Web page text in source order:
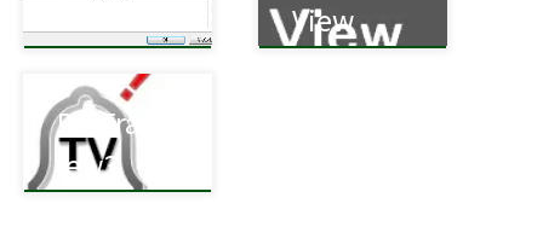
View
ProTradeV
iew3